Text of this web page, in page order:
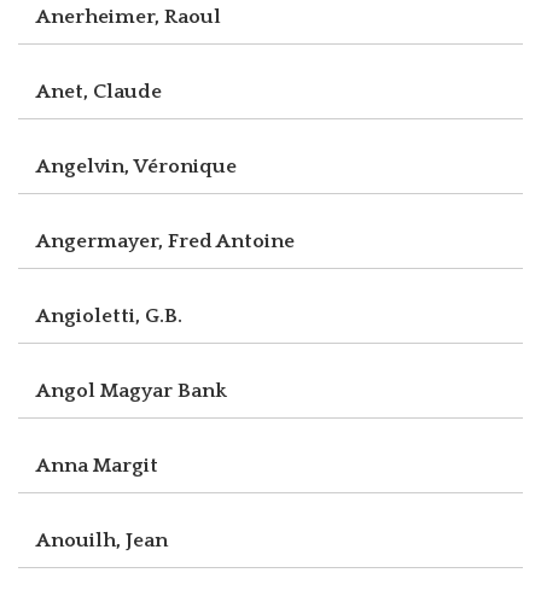
Anerheimer, Raoul
Anet, Claude
Angelvin, Véronique
Angermayer, Fred Antoine
Angioletti, G.B.
Angol Magyar Bank
Anna Margit
Anouilh, Jean